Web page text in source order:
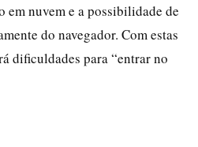
em nuvem e a possibilidade de
do navegador. Com estas
dificuldades para “entrar no